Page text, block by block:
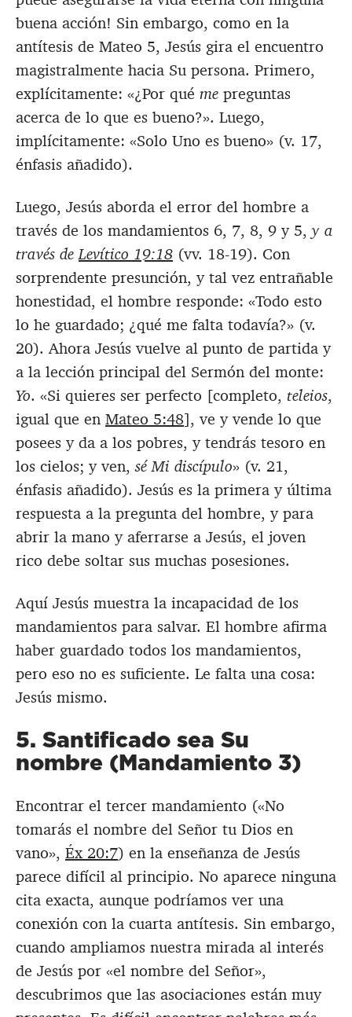
buena acción! Sin embargo, como en la
antítesis de Mateo 5, Jesús gira el encuentro
magistralmente hacia Su persona. Primero,
explícitamente: «¿Por qué me preguntas
acerca de lo que es bueno?». Luego,
implícitamente: «Solo Uno es bueno» (v. 17,
énfasis añadido).
Luego, Jesús aborda el error del hombre a
través de los mandamientos 6, 7, 8, 9 y 5,y a
través deLevítico 19:18 (vv. 18-19). Con
sorprendente presunción, y tal vez entrañable
honestidad, el hombre responde: «Todo esto
lo he guardado; ¿qué me falta todavía?» (v.
20). Ahora Jesús vuelve al punto de partida y
a la lección principal del Sermón del monte:
Yo. «Si quieres ser perfecto [completo, teleios,
igual que en Mateo 5:48], ve y vende lo que
posees y da a los pobres, y tendrás tesoro en
los cielos; y ven,sé Mi discípulo» (v. 21,
énfasis añadido). Jesús es la primera y última
respuesta a la pregunta del hombre, y para
abrir la mano y aferrarse a Jesús, el joven
rico debe soltar sus muchas posesiones.
Aquí Jesús muestra la incapacidad de los
mandamientos para salvar. El hombre afirma
haber guardado todos los mandamientos,
pero eso no es suficiente. Le falta una cosa:
Jesús mismo.
5. Santificado sea Su
nombre (Mandamiento 3)
Encontrar el tercer mandamiento («No
tomarás el nombre del Señor tu Dios en
vano», Éx 20:7) en la enseñanza de Jesús
parece difícil al principio. No aparece ninguna
cita exacta, aunque podríamos ver una
conexión con la cuarta antítesis. Sin embargo,
cuando ampliamos nuestra mirada al interés
de Jesús por «el nombre del Señor»,
descubrimos que las asociaciones están muy